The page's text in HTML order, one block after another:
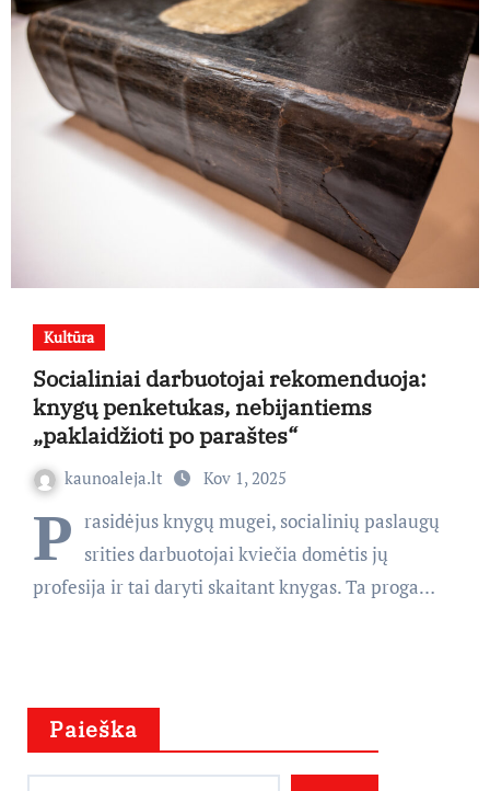
Kultūra
Socialiniai darbuotojai rekomenduoja:
knygų penketukas, nebijantiems
„paklaidžioti po paraštes“
kaunoaleja.lt Kov 1, 2025
P rasidėjus knygų mugei, socialinių paslaugų
srities darbuotojai kviečia domėtis jų
profesija ir tai daryti skaitant knygas. Ta proga…
Paieška